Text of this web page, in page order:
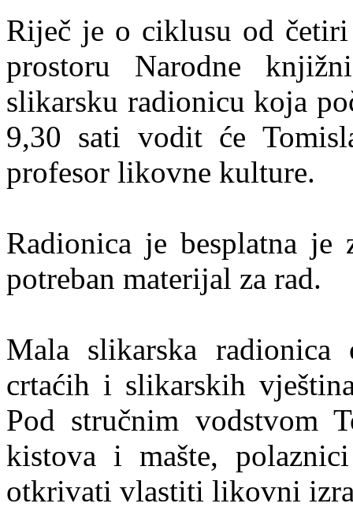
Riječ je o ciklusu od
prostoru Narodne
slikarsku radionicu koja
9,30 sati vodit će
profesor likovne kulture.
Radionica je besplatna
potreban materijal za rad.
Mala slikarska radionica
crtaćih i slikarskih
Pod stručnim vodstvom
kistova i mašte,
otkrivati vlastiti likovni